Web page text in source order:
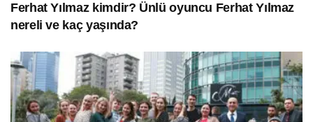
Ferhat Yılmaz kimdir? Ünlü oyuncu Ferhat Yılmaz
nereli ve kaç yaşında?